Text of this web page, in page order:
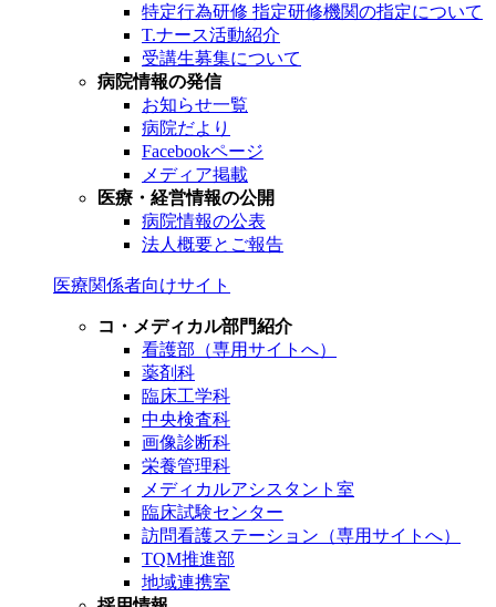
特定行為研修 指定研修機関の指定について
T.ナース活動紹介
受講生募集について
病院情報の発信
お知らせ一覧
病院だより
Facebookページ
メディア掲載
医療・経営情報の公開
病院情報の公表
法人概要とご報告
医療関係者向けサイト
コ・メディカル部門紹介
看護部（専用サイトへ）
薬剤科
臨床工学科
中央検査科
画像診断科
栄養管理科
メディカルアシスタント室
臨床試験センター
訪問看護ステーション（専用サイトへ）
TQM推進部
地域連携室